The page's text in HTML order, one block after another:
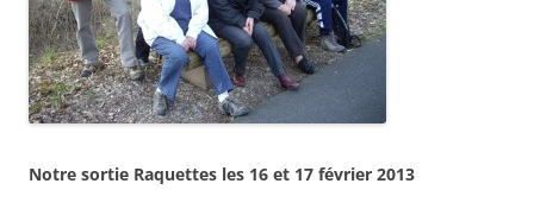
Notre sortie Raquettes les 16 et 17 février 2013